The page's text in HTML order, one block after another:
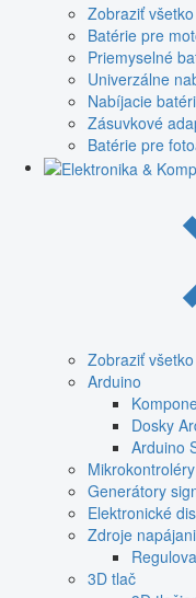
Zobraziť
Batérie pre
Priemyselné
Univerzálne
Nabíjacie
Zásuvkové
Batérie pre
Zobraziť
Arduino
Dosky
Arduino
Generátory
Elektronické
Zdroje
3D tlač